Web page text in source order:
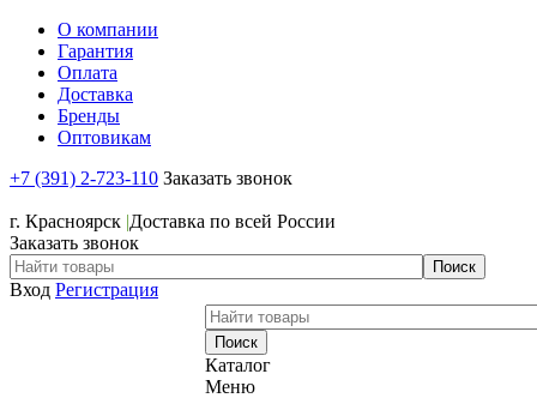
О компании
Гарантия
Оплата
Доставка
Бренды
Оптовикам
+7 (391) 2-723-110 Заказать звонок
г. Красноярск |Доставка по всей России
Заказать звонок
Вход Регистрация
Каталог
Меню